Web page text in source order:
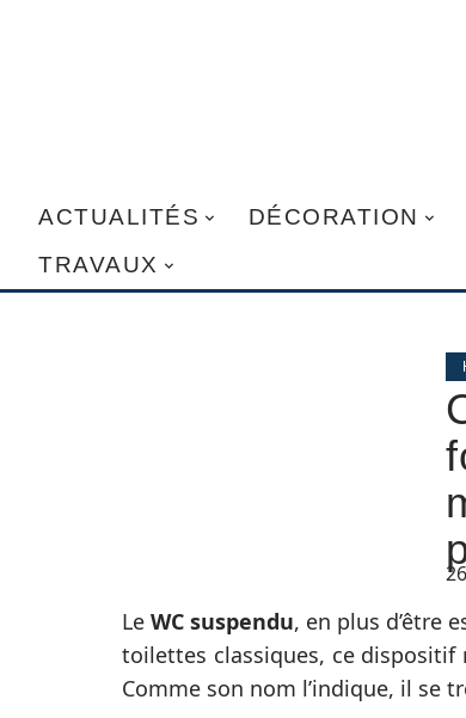
ACTUALITÉS DÉCORATION
TRAVAUX
LeWC suspendu, en plus d’être
toilettes classiques, ce
Comme son nom l’indique, il se